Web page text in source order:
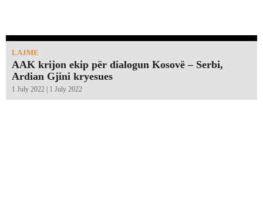
LAJME
AAK krijon ekip për dialogun Kosovë – Serbi,
Ardian Gjini kryesues
1 July 2022 | 1 July 2022